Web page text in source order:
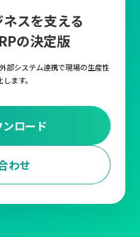
スを支える
の決定版
部システム連携で現場の生産性
ます。
ロード
わせ